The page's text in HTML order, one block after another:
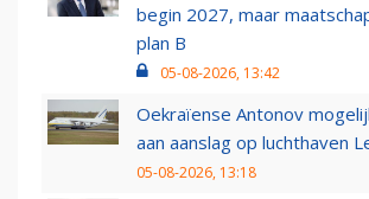
begin 2027, maar
plan B
05-08-2026, 13:42
Oekraïense Antonov
aan aanslag op luchthaven
05-08-2026, 13:18